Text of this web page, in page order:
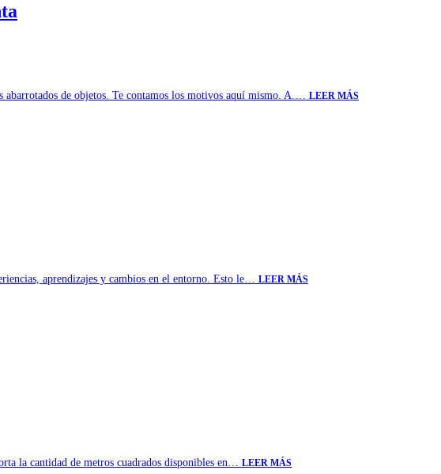
abarrotados de objetos. Te contamos los motivos aquí mismo. A.… LEER MÁS
aprendizajes y cambios en el entorno. Esto le… LEER MÁS
la cantidad de metros cuadrados disponibles en… LEER MÁS